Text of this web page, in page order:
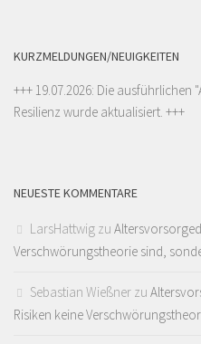
KURZMELDUNGEN/NEUIGKEITEN
+++ 19.07.2026: Die ausführlichen "
Resilienz wurde aktualisiert. +++
NEUESTE KOMMENTARE
LarsHattwig zu
Verschwörungstheorie sind,
Sebastian Wießner zu
Risiken keine